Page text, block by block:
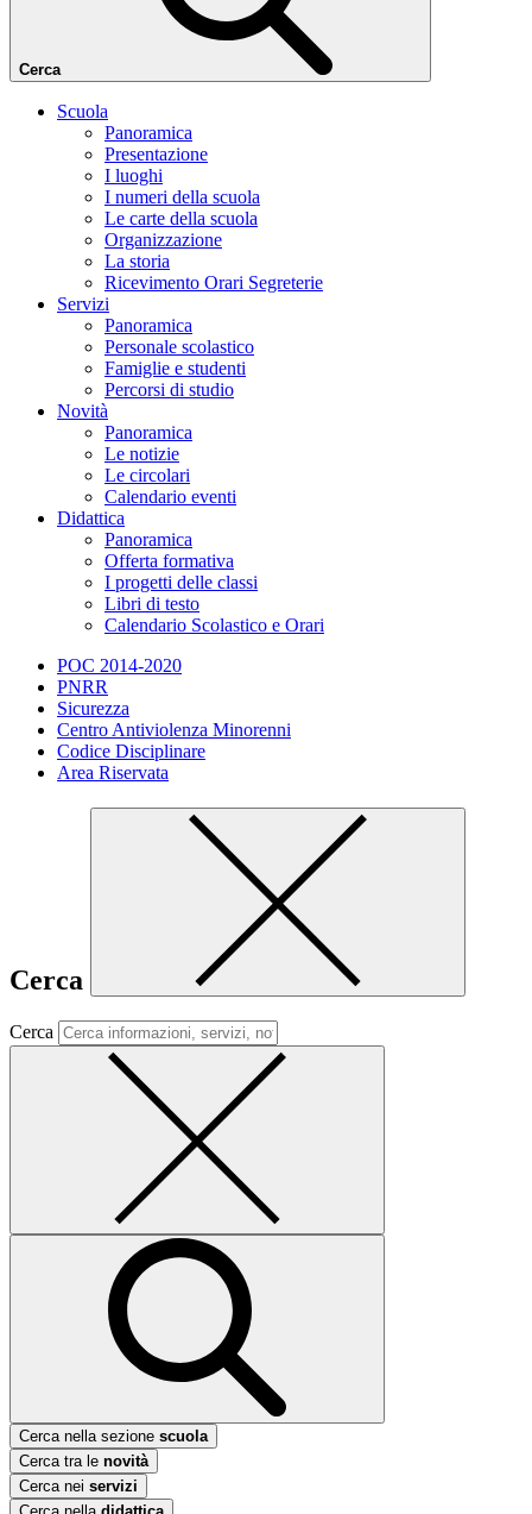
Cerca
Scuola
Panoramica
Presentazione
I luoghi
I numeri della scuola
Le carte della scuola
Organizzazione
La storia
Ricevimento Orari Segreterie
Servizi
Panoramica
Personale scolastico
Famiglie e studenti
Percorsi di studio
Novità
Panoramica
Le notizie
Le circolari
Calendario eventi
Didattica
Panoramica
Offerta formativa
I progetti delle classi
Libri di testo
Calendario Scolastico e Orari
POC 2014-2020
PNRR
Sicurezza
Centro Antiviolenza Minorenni
Codice Disciplinare
Area Riservata
Cerca
Cerca
Cerca nella sezione scuola
Cerca tra le novità
Cerca nei servizi